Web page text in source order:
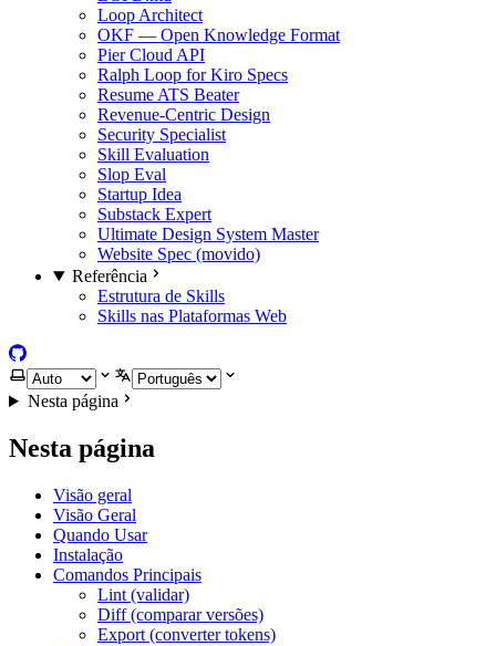
Loop Architect
OKF — Open Knowledge Format
Pier Cloud API
Ralph Loop for Kiro Specs
Resume ATS Beater
Revenue-Centric Design
Security Specialist
Skill Evaluation
Slop Eval
Startup Idea
Substack Expert
Ultimate Design System Master
Website Spec (movido)
Referência
Estrutura de Skills
Skills nas Plataformas Web
GitHub
Selecionar temaSelecionar língua
Nesta página
Nesta página
Visão geral
Visão Geral
Quando Usar
Instalação
Comandos Principais
Lint (validar)
Diff (comparar versões)
Export (converter tokens)